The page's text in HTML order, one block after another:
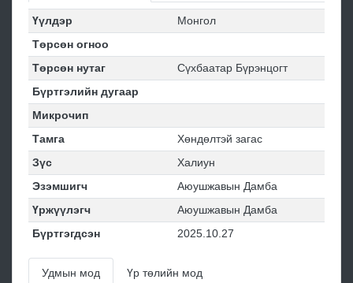
Үүлдэр
Монгол
Төрсөн огноо
Төрсөн нутаг
Сүхбаатар Бүрэнцогт
Бүртгэлийн дугаар
Микрочип
Тамга
Хөндөлтэй загас
Зүс
Халиун
Эзэмшигч
Аюушжавын Дамба
Үржүүлэгч
Аюушжавын Дамба
Бүртгэгдсэн
2025.10.27
Удмын мод Үр төлийн мод